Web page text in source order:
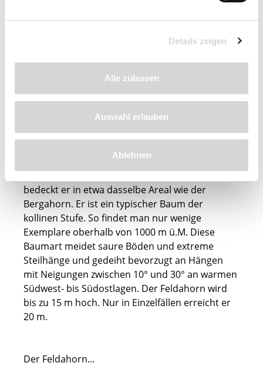
Details zeigen
Alle zulassen
Auswahl erlauben
Ablehnen
Feldahorn (Acer
campestre)
mitteldeutschen Trockengebieten und in
bedeckt er in etwa dasselbe Areal wie der
Bergahorn. Er ist ein typischer Baum der
kollinen Stufe. So findet man nur wenige
Exemplare oberhalb von 1000 m ü.M. Diese
Baumart meidet saure Böden und extreme
Steilhänge und gedeiht bevorzugt an Hängen
mit Neigungen zwischen 10° und 30° an warmen
Südwest- bis Südostlagen. Der Feldahorn wird
bis zu 15 m hoch. Nur in Einzelfällen erreicht er
20 m.
Der Feldahorn...